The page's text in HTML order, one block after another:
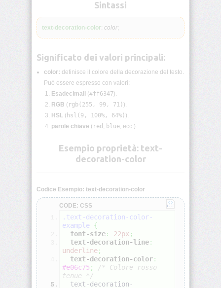
Funzioni
CSS
Browser
CSS
Commenti
content
align-
items
align-
self
all
Sintassi
text-decoration-color: color;
Significato dei valori principali:
color: definisce il colore della decorazione del testo.
Può essere espresso con valori:
Esadecimali (#ff6347).
RGB (rgb(255, 99, 71)).
HSL (hsl(9, 100%, 64%)).
parole chiave (red , blue, ecc.).
Esempio proprietà: text-
decoration-color
Codice Esempio: text-decoration-color
CODE: CSS
.text-decoration-color-
example
{
font-size: 22px ;
text-decoration-line:
underline;
text-decoration-color:
#e06c75 ;
/* Colore rosso
tenue */